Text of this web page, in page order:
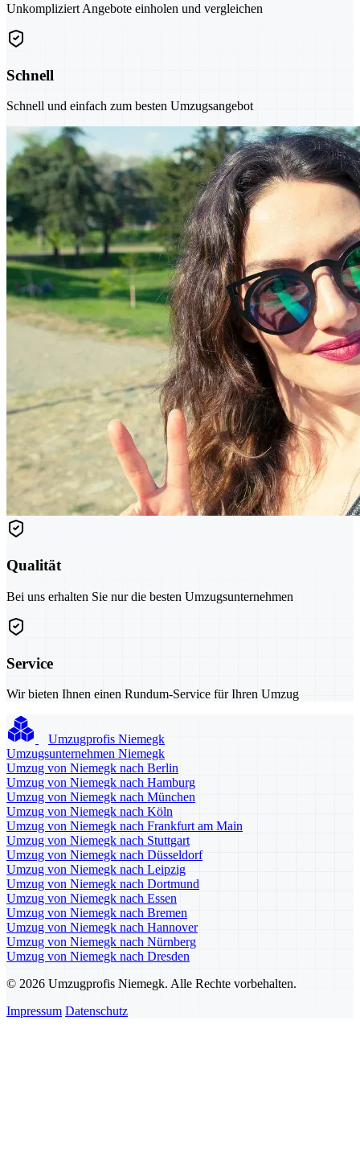
Unkompliziert Angebote einholen und vergleichen
Schnell
Schnell und einfach zum besten Umzugsangebot
Qualität
Bei uns erhalten Sie nur die besten Umzugsunternehmen
Service
Wir bieten Ihnen einen Rundum-Service für Ihren Umzug
Umzugprofis Niemegk
Umzugsunternehmen Niemegk
Umzug von Niemegk nach Berlin
Umzug von Niemegk nach Hamburg
Umzug von Niemegk nach München
Umzug von Niemegk nach Köln
Umzug von Niemegk nach Frankfurt am Main
Umzug von Niemegk nach Stuttgart
Umzug von Niemegk nach Düsseldorf
Umzug von Niemegk nach Leipzig
Umzug von Niemegk nach Dortmund
Umzug von Niemegk nach Essen
Umzug von Niemegk nach Bremen
Umzug von Niemegk nach Hannover
Umzug von Niemegk nach Nürnberg
Umzug von Niemegk nach Dresden
© 2026 Umzugprofis Niemegk. Alle Rechte vorbehalten.
Impressum Datenschutz